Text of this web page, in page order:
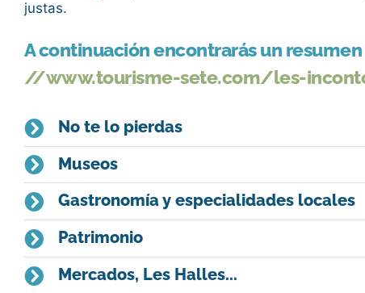
justas.
A continuación encontrarás un
//www.tourisme-sete.com/les-
No te lo pierdas
Museos
Gastronomía y especialidades locales
Patrimonio
Mercados, Les Halles...